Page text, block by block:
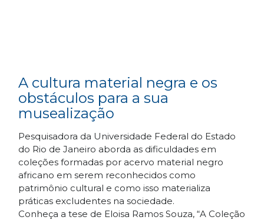
A cultura material negra e os
obstáculos para a sua
musealização
Pesquisadora da Universidade Federal do Estado
do Rio de Janeiro aborda as dificuldades em
coleções formadas por acervo material negro
africano em serem reconhecidos como
patrimônio cultural e como isso materializa
práticas excludentes na sociedade.
Conheça a tese de Eloisa Ramos Souza, “A Coleção